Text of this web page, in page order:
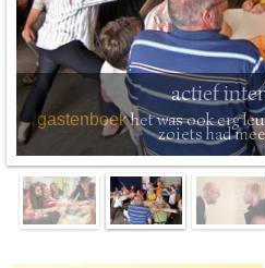
actief
gastenboekhet was ook erg
zoiets had